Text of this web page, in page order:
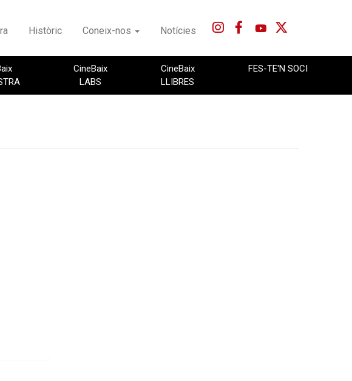
Històric Coneix-nos Notícies
CineBaix
LABS
CineBaix
LLIBRES
FES-TE'N SOCI